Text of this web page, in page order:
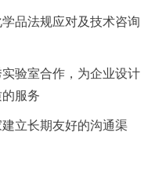
品法规应对及技术咨询
验室合作，为企业设计
服务
立长期友好的沟通渠